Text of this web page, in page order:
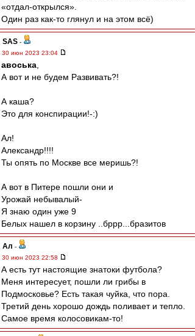
«отдал-открылся».
Один раз как-то глянул и на этом всё)
SAS -
30 июн 2023 23:04
авоська
А вот и не будем Развивать?!
А каша?
Это для конспирации!-:)
Ал!
Александр!!!!
Ты опять по Москве все меришь?!
А вот в Питере пошли они и
Урожай небывалый-
Я знаю один уже 9
Белых нашел в корзину ..бррр...бразитов
Ал -
30 июн 2023 22:58
А есть тут настоящие знатоки футбола?
Меня интересует, пошли ли грибы в
Подмосковье? Есть такая чуйка, что пора.
Третий день хорошо дождь поливает и тепло.
Самое время колосовикам-то!